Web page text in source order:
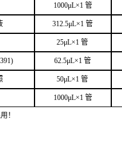
1000μL×1 管
312.5μL×1 管
25μL×1 管
) 62.5μL×1 管
50μL×1管
1000μL×1 管
！